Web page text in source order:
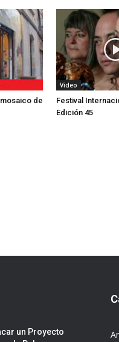
de
Video
Festival
Edición 45
un Proyecto